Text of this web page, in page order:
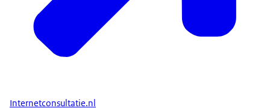
Internetconsultatie.nl